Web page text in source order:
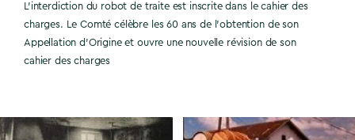
L’interdiction du robot de traite est inscrite dans le cahier des
charges. Le Comté célèbre les 60 ans de l’obtention de son
Appellation d’Origine et ouvre une nouvelle révision de son
cahier des charges